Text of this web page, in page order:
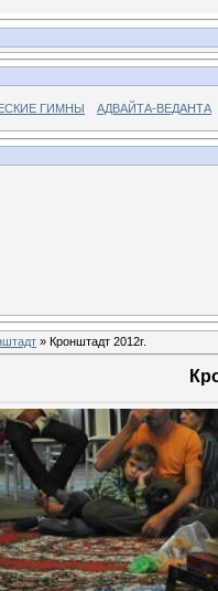
ГИМНЫ АДВАЙТА-ВЕДАНТА
» Кронштадт 2012г.